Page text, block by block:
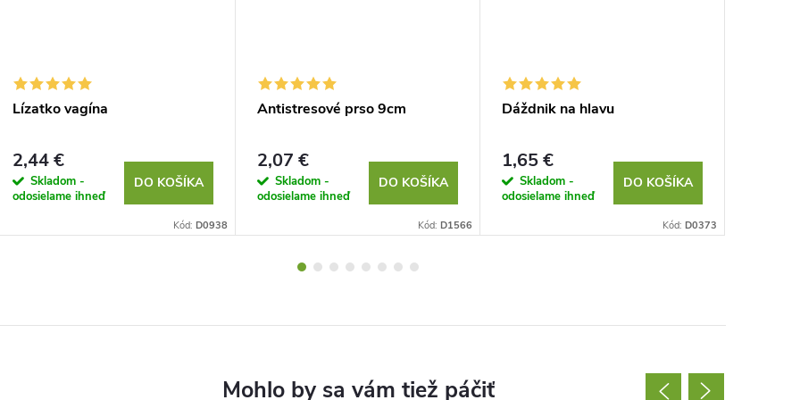
Lízatko vagína
2,44 €
Skladom -
odosielame ihneď
DO KOŠÍKA
Kód: D0938
Antistresové prso 9cm
2,07 €
Skladom -
odosielame ihneď
DO KOŠÍKA
Kód: D1566
Dáždnik na hlavu
1,65 €
Skladom -
odosielame ihneď
DO KOŠÍKA
Kód: D0373